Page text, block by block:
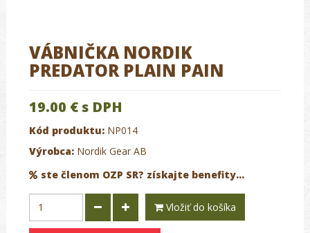
VÁBNIČKA NORDIK
PREDATOR PLAIN PAIN
19.00 € s DPH
Kód produktu: NP014
Výrobca: Nordik Gear AB
ste členom OZP SR? získajte benefity...
Vložiť do košíka